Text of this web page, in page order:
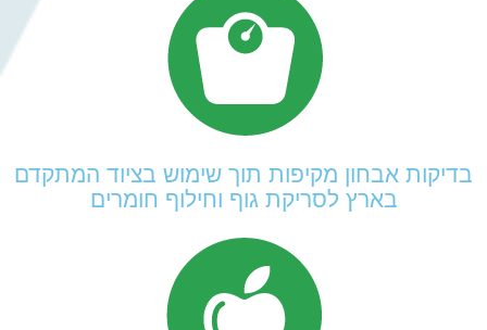
בדיקות אבחון מקיפות תוך שימוש בציוד המתקדם
בארץ לסריקת גוף וחילוף חומרים